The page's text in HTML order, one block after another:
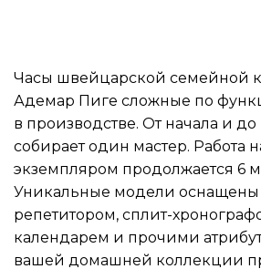
Часы швейцарской семейной
Адемар Пиге сложные по
в производстве. От начала и
собирает один мастер. Работа
экземпляром продолжается 6
Уникальные модели
репетитором, сплит-
календарем и прочими
вашей домашней коллекции